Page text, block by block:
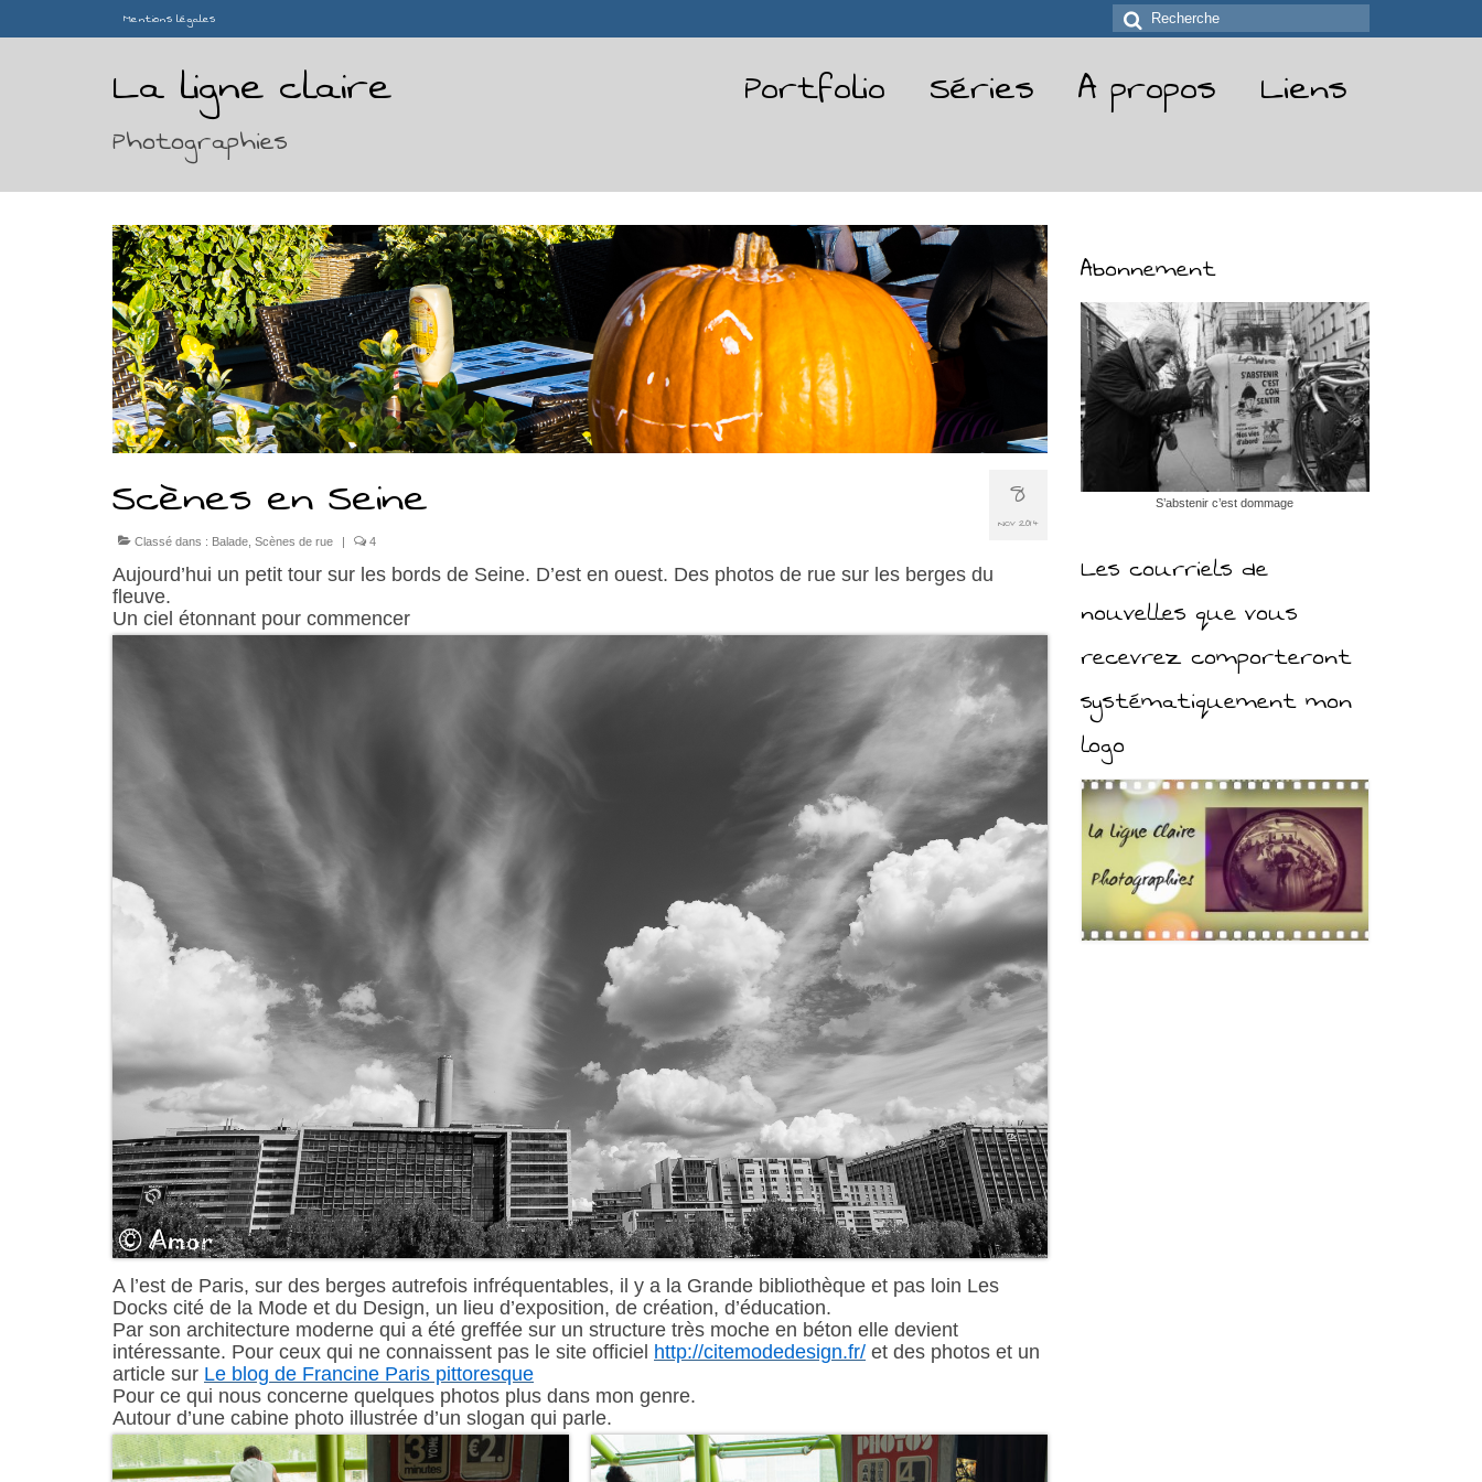
Mentions légales
Rechercher
:
La ligne claire
Photographies
Portfolio Séries A propos Liens
8
NOV 2014
Scènes en Seine
Classé dans : Balade Scènes de rue 4
Aujourd’hui un petit tour sur les bords de Seine. D’est en ouest. Des photos de rue sur les berges du
fleuve.
Un ciel étonnant pour commencer
A l’est de Paris, sur des berges autrefois infréquentables, il y a la Grande bibliothèque et pas loin Les
Docks cité de la Mode et du Design, un lieu d’exposition, de création, d’éducation.
Par son architecture moderne qui a été greffée sur un structure très moche en béton elle devient
intéressante. Pour ceux qui ne connaissent pas le site officiel http://citemodedesign.fr/ et des photos et un
article sur Le blog de Francine Paris pittoresque
Pour ce qui nous concerne quelques photos plus dans mon genre.
Autour d’une cabine photo illustrée d’un slogan qui parle.
Abonnement
S’abstenir c’est dommage
Les courriels de
nouvelles que vous
recevrez comporteront
systématiquement mon
logo